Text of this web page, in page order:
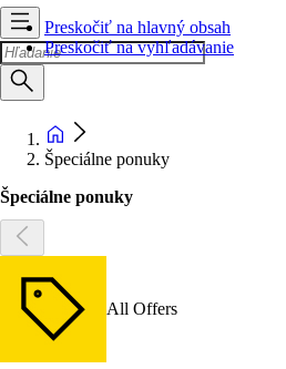
Preskočiť na hlavný obsah
Preskočiť na vyhľadávanie
Špeciálne ponuky
Špeciálne ponuky
All Offers